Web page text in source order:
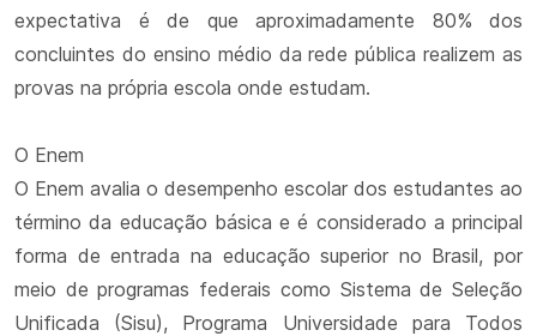
expectativa é de que aproximadamente 80% dos
concluintes do ensino médio da rede pública realizem as
provas na própria escola onde estudam.
O Enem
O Enem avalia o desempenho escolar dos estudantes ao
término da educação básica e é considerado a principal
forma de entrada na educação superior no Brasil, por
meio de programas federais como Sistema de Seleção
Unificada (Sisu), Programa Universidade para Todos